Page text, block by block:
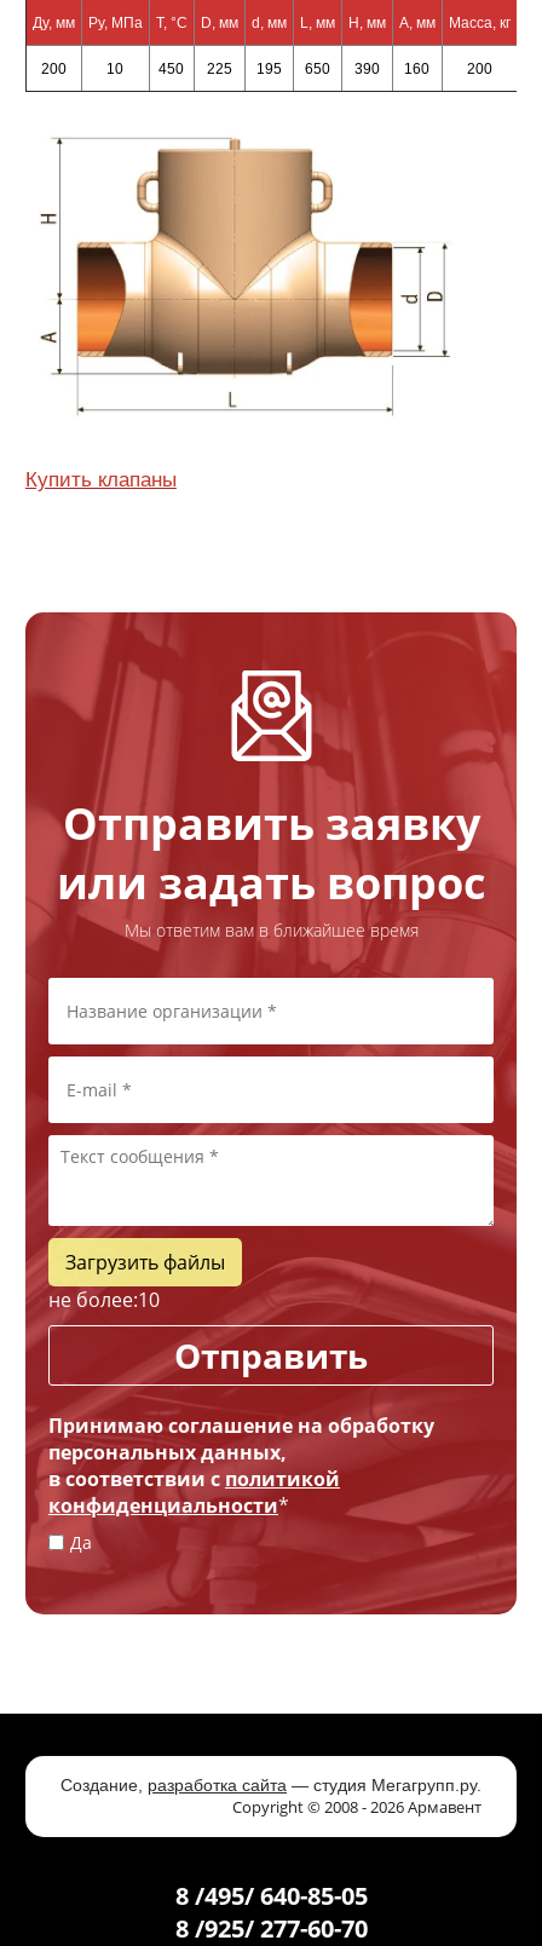
Ду, мм Ру, МПа Т, °С D, мм d, мм L, мм H, мм A, мм Масса, кг
200 10 450 225 195 650 390 160 200
Купить клапаны
Отправить заявку
или задать вопрос
Мы ответим вам в ближайшее время
Загрузить файлы
не более:10
Отправить
Принимаю соглашение на обработку
персональных данных,
в соответствии с политикой
конфиденциальности*
Да
Создание, разработка сайта — студия Мегагрупп.ру.
Copyright © 2008 - 2026 Армавент
8 /495/ 640-85-05
8 /925/ 277-60-70